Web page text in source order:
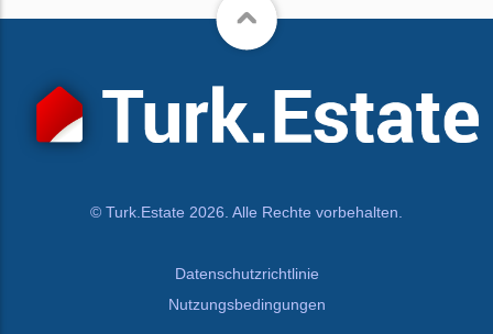
© Turk.Estate 2026. Alle Rechte vorbehalten.
Datenschutzrichtlinie
Nutzungsbedingungen